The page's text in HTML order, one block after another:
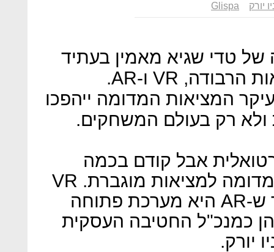
יורק Glispa
טדי שגיא מאמין בעתיד
של המציאות המדומה והמציאות הרבודה, VR ו-AR.
המציאות המדומה ייהפכו
ולא רק בעולם המשחקים.
אבל קודם בכמה
מילים על ההבדל בין מציאות מדומה למציאות מוגברת. VR
היא מערכת סגורה מאוד בעוד ש-AR היא מערכת פתוחה
כמנכ"ל החטיבה העסקית
יורק.